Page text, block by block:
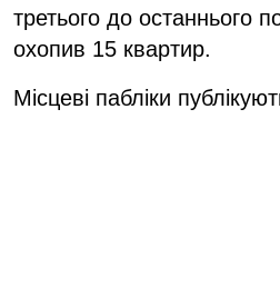
третього до останнього
охопив 15 квартир.
Місцеві пабліки